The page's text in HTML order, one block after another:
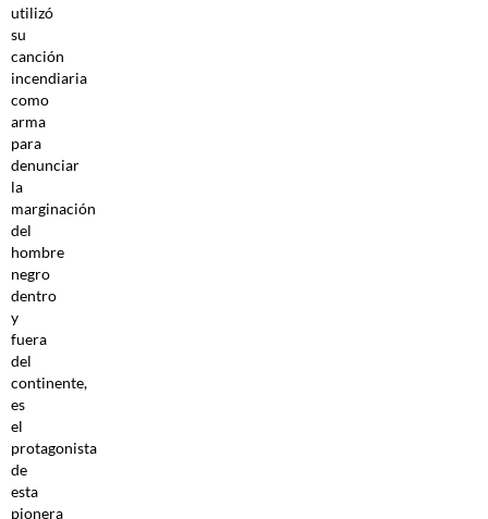
utilizó
su
canción
incendiaria
como
arma
para
denunciar
la
marginación
del
hombre
negro
dentro
y
fuera
del
continente,
es
el
protagonista
de
esta
pionera